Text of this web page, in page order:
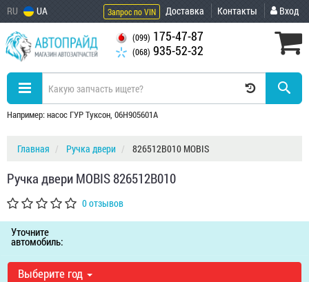
RU UA Запрос по VIN Доставка Контакты Вход
(099) 175-47-87
(068) 935-52-32
Например: насос ГУР Туксон, 06H905601A
Главная Ручка двери 826512B010 MOBIS
Ручка двери MOBIS 826512B010
0 отзывов
Уточните
автомобиль:
Выберите год